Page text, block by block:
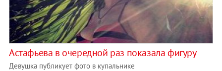
Астафьева в очередной раз показала фигуру
Девушка публикует фото в купальнике